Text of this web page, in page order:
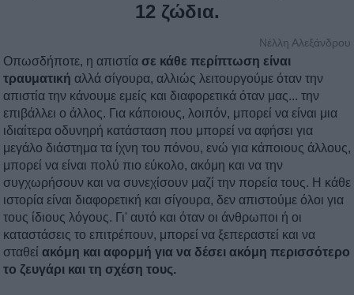
12 ζώδια.
Νέλλη Αλεξάνδρου
Οπωσδήποτε, η απιστία σε κάθε περίπτωση είναι
τραυματική αλλά σίγουρα, αλλιώς λειτουργούμε όταν την
απιστία την κάνουμε εμείς και διαφορετικά όταν μας... την
επιβάλλει ο άλλος. Για κάποιους, λοιπόν, μπορεί να είναι μια
ιδιαίτερα οδυνηρή κατάσταση που μπορεί να αφήσει για
μεγάλο διάστημα τα ίχνη του πόνου, ενώ για κάποιους άλλους,
μπορεί να είναι πολύ πιο εύκολο, ακόμη και να την
συγχωρήσουν και να συνεχίσουν μαζί την πορεία τους. Η κάθε
ιστορία είναι διαφορετική και σίγουρα, δεν απιστούμε όλοι για
τους ίδιους λόγους. Γι' αυτό και όταν οι άνθρωποι ή οι
καταστάσεις το επιτρέπουν, μπορεί να ξεπεραστεί και να
σταθεί ακόμη και αφορμή για να δέσει ακόμη περισσότερο
το ζευγάρι και τη σχέση τους.